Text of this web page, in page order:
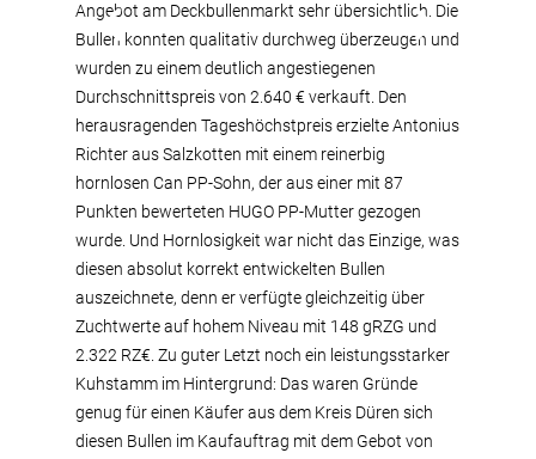
Angebot am Deckbullenmarkt sehr übersichtlich. Die
Bullen konnten qualitativ durchweg überzeugen und
wurden zu einem deutlich angestiegenen
Durchschnittspreis von 2.640 € verkauft. Den
herausragenden Tageshöchstpreis erzielte Antonius
Richter aus Salzkotten mit einem reinerbig
hornlosen Can PP-Sohn, der aus einer mit 87
Punkten bewerteten HUGO PP-Mutter gezogen
wurde. Und Hornlosigkeit war nicht das Einzige, was
diesen absolut korrekt entwickelten Bullen
auszeichnete, denn er verfügte gleichzeitig über
Zuchtwerte auf hohem Niveau mit 148 gRZG und
2.322 RZ€. Zu guter Letzt noch ein leistungsstarker
Kuhstamm im Hintergrund: Das waren Gründe
genug für einen Käufer aus dem Kreis Düren sich
diesen Bullen im Kaufauftrag mit dem Gebot von